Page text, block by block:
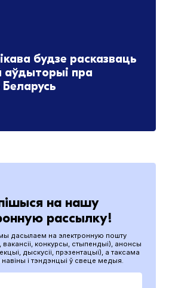
будзе расказваць
аўдыторыі пра
на нашу
рассылку!
дасылаем на электронную пошту
конкурсы, стыпендыі), анонсы
дыскусіі, прэзентацыі), а таксама
і тэндэнцыі ў свеце медыя.